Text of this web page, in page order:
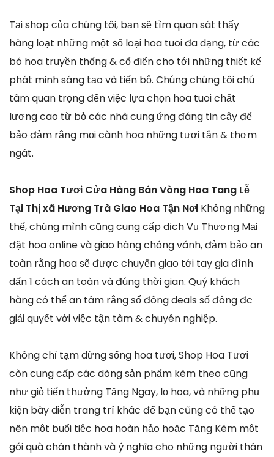
Tại shop của chúng tôi, bạn sẽ tìm quan sát thấy
hàng loạt những một số loại hoa tuoi đa dạng, từ các
bó hoa truyền thống & cổ điển cho tới những thiết kế
phát minh sáng tạo và tiến bộ. Chúng chúng tôi chú
tâm quan trọng đến việc lựa chọn hoa tuoi chất
lượng cao từ bỏ các nhà cung ứng đáng tin cậy để
bảo đảm rằng mọi cành hoa những tươi tắn & thơm
ngát.
Shop Hoa Tươi Cửa Hàng Bán Vòng Hoa Tang Lễ
Tại Thị xã Hương Trà Giao Hoa Tận Nơi Không những
thế, chúng mình cũng cung cấp dịch Vụ Thương Mại
đặt hoa online và giao hàng chóng vánh, đảm bảo an
toàn rằng hoa sẽ được chuyển giao tới tay gia đình
dấn 1 cách an toàn và đúng thời gian. Quý khách
hàng có thể an tâm rằng số đông deals số đông đc
giải quyết với việc tận tâm & chuyên nghiệp.
Không chỉ tạm dừng sống hoa tươi, Shop Hoa Tươi
còn cung cấp các dòng sản phẩm kèm theo cũng
như giỏ tiến thưởng Tặng Ngay, lọ hoa, và những phụ
kiện bày diễn trang trí khác để bạn cũng có thể tạo
nên một buổi tiệc hoa hoàn hảo hoặc Tặng Kèm một
gói quà chân thành và ý nghĩa cho những người thân